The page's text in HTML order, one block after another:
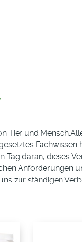
Tier und
daran, dieses
Anforderungen
zur ständigen